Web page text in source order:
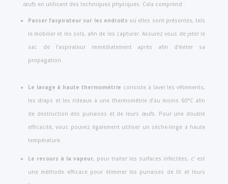
œufs en utilisant des techniques physiques. Cela comprend :
Passer l’aspirateur sur les endroits où elles sont présentes, tels
le mobilier et les sols, afin de les capturer. Assurez vous de jeter le
sac de l’aspirateur immédiatement après afin d’éviter sa
propagation.
Le lavage à haute thermométrie consiste à laver les vêtements,
les draps et les rideaux à une thermométrie d’au moins 60°C afin
de destruction des punaises et de leurs œufs. Pour une double
efficacité, vous pouvez également utiliser un sèche-linge à haute
température.
Le recours à la vapeur, pour traiter les surfaces infectées, c’ est
une méthode efficace pour éliminer les punaises de lit et leurs